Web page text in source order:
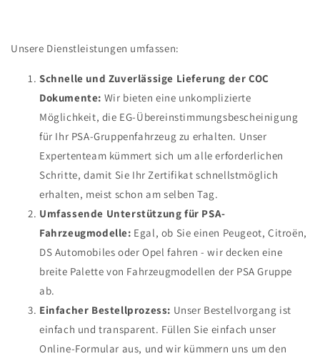
Unsere Dienstleistungen umfassen:
Schnelle und Zuverlässige Lieferung der COC
Dokumente: Wir bieten eine unkomplizierte
Möglichkeit, die EG-Übereinstimmungsbescheinigung
für Ihr PSA-Gruppenfahrzeug zu erhalten. Unser
Expertenteam kümmert sich um alle erforderlichen
Schritte, damit Sie Ihr Zertifikat schnellstmöglich
erhalten, meist schon am selben Tag.
Umfassende Unterstützung für PSA-
Fahrzeugmodelle: Egal, ob Sie einen Peugeot, Citroën,
DS Automobiles oder Opel fahren - wir decken eine
breite Palette von Fahrzeugmodellen der PSA Gruppe
ab.
Einfacher Bestellprozess: Unser Bestellvorgang ist
einfach und transparent. Füllen Sie einfach unser
Online-Formular aus, und wir kümmern uns um den